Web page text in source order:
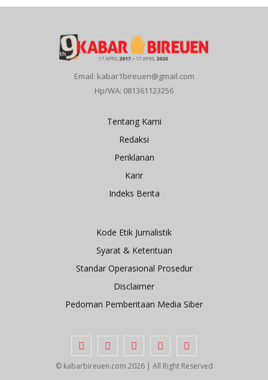
Email: kabar1bireuen@gmail.com
Hp/WA: 081361123256
Tentang Kami
Redaksi
Periklanan
Karir
Indeks Berita
Kode Etik Jurnalistik
Syarat & Ketentuan
Standar Operasional Prosedur
Disclaimer
Pedoman Pemberitaan Media Siber
© kabarbireuen.com 2026 | All Right Reserved